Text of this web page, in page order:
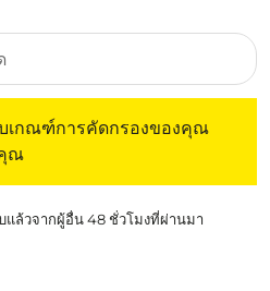
เกณฑ์การคัดกรองของคุณ
ณ
ล้วจากผู้อื่น 48 ชั่วโมงที่ผ่านมา